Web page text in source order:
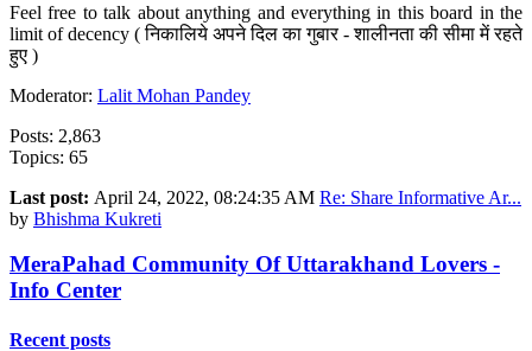
Feel free to talk about anything and everything in this board in the
limit of decency ( निकालिये अपने दिल का गुबार - शालीनता की सीमा में रहते
हुए )
Moderator: Lalit Mohan Pandey
Posts: 2,863
Topics: 65
Last post: April 24, 2022, 08:24:35 AM Re: Share Informative Ar...
by Bhishma Kukreti
MeraPahad Community Of Uttarakhand Lovers -
Info Center
Recent posts